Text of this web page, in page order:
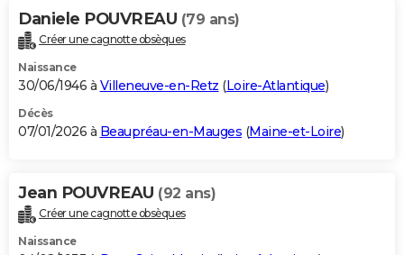
Daniele POUVREAU (79 ans)
Créer une cagnotte obsèques
Naissance
30/06/1946 à Villeneuve-en-Retz (Loire-Atlantique)
Décès
07/01/2026 à Beaupréau-en-Mauges (Maine-et-Loire)
Jean POUVREAU (92 ans)
Créer une cagnotte obsèques
Naissance